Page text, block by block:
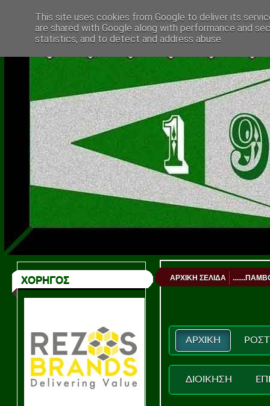
ΧΟΡΗΓΟΣ ΑΡΧΙΚΗ ΣΕΛΙΔΑ
ΑΡΧΙΚΗ
ΔΙΟΙΚΗΣΗ
This site uses cookies from Google to deliver its
are shared with Google along with performance and
statistics, and to detect and address abuse.